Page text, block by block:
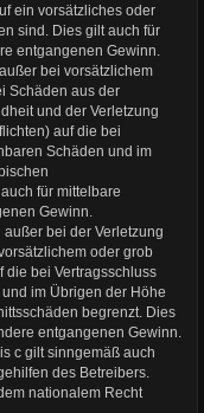
ein vorsätzliches oder
sind. Dies gilt auch für
entgangenen Gewinn.
bei vorsätzlichem
Schäden aus der
und der Verletzung
auf die bei
Schäden und im
für mittelbare
Gewinn.
bei der Verletzung
oder grob
die bei Vertragsschluss
im Übrigen der Höhe
begrenzt. Dies
entgangenen Gewinn.
c gilt sinngemäß auch
des Betreibers.
nationalem Recht